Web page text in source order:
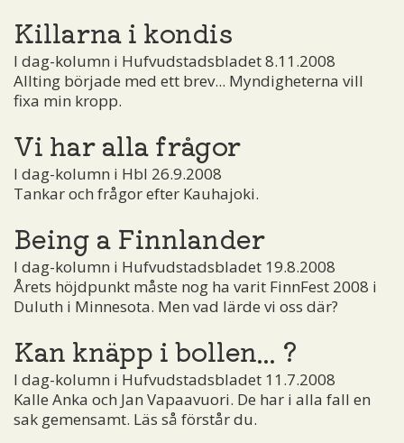
Killarna i kondis
I dag-kolumn i Hufvudstadsbladet 8.11.2008
Allting började med ett brev... Myndigheterna vill
fixa min kropp.
Vi har alla frågor
I dag-kolumn i Hbl 26.9.2008
Tankar och frågor efter Kauhajoki.
Being a Finnlander
I dag-kolumn i Hufvudstadsbladet 19.8.2008
Årets höjdpunkt måste nog ha varit FinnFest 2008 i
Duluth i Minnesota. Men vad lärde vi oss där?
Kan knäpp i bollen... ?
I dag-kolumn i Hufvudstadsbladet 11.7.2008
Kalle Anka och Jan Vapaavuori. De har i alla fall en
sak gemensamt. Läs så förstår du.